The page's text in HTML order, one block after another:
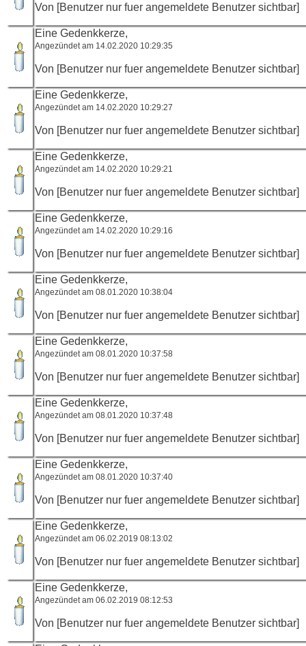
Von [Benutzer nur fuer angemeldete Benutzer sichtbar]
Eine Gedenkkerze,
Angezündet am 14.02.2020 10:29:35
Von [Benutzer nur fuer angemeldete Benutzer sichtbar]
Eine Gedenkkerze,
Angezündet am 14.02.2020 10:29:27
Von [Benutzer nur fuer angemeldete Benutzer sichtbar]
Eine Gedenkkerze,
Angezündet am 14.02.2020 10:29:21
Von [Benutzer nur fuer angemeldete Benutzer sichtbar]
Eine Gedenkkerze,
Angezündet am 14.02.2020 10:29:16
Von [Benutzer nur fuer angemeldete Benutzer sichtbar]
Eine Gedenkkerze,
Angezündet am 08.01.2020 10:38:04
Von [Benutzer nur fuer angemeldete Benutzer sichtbar]
Eine Gedenkkerze,
Angezündet am 08.01.2020 10:37:58
Von [Benutzer nur fuer angemeldete Benutzer sichtbar]
Eine Gedenkkerze,
Angezündet am 08.01.2020 10:37:48
Von [Benutzer nur fuer angemeldete Benutzer sichtbar]
Eine Gedenkkerze,
Angezündet am 08.01.2020 10:37:40
Von [Benutzer nur fuer angemeldete Benutzer sichtbar]
Eine Gedenkkerze,
Angezündet am 06.02.2019 08:13:02
Von [Benutzer nur fuer angemeldete Benutzer sichtbar]
Eine Gedenkkerze,
Angezündet am 06.02.2019 08:12:53
Von [Benutzer nur fuer angemeldete Benutzer sichtbar]